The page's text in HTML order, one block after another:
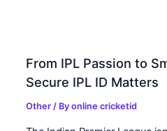
From IPL Passion to
Secure IPL ID Matters
Other / Byonline cricketid